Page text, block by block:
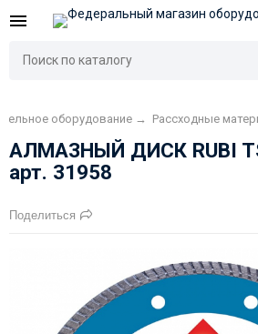
оборудование → Рассходные
АЛМАЗНЫЙ ДИСК RUBI
арт. 31958
Поделиться